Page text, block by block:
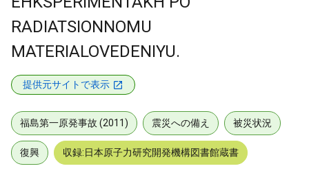
RADIATSIONNOMU
MATERIALOVEDENIYU.
提供元サイトで表示
福島第一原発事故 (2011) 震災への備え 被災状況
復興 収録:日本原子力研究開発機構図書館蔵書